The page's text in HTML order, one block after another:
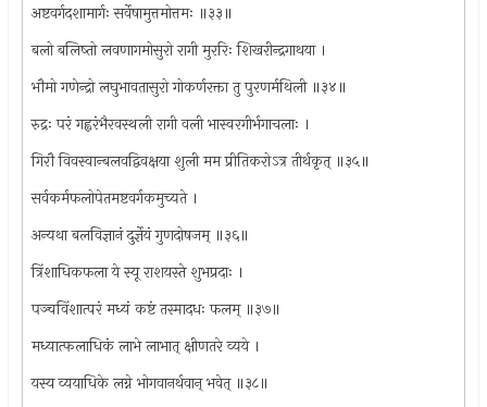
अष्टवर्गदशामार्गः सर्वेषामुत्तमोत्तमः ॥३३॥
बलो बलिष्तो लवणागमोसुरो रागी मुररिः शिखरीन्द्रगाथया ।
भौमो गणेन्द्रो लघुभावतासुरो गोकर्णरक्ता तु पुरणर्मथिली ॥३४॥
रुद्रः परं गह्वरंभैरवस्थली रागी वली भास्वरगीर्भगाचलाः ।
गिरौ विवस्वान्बलवद्विवक्षया शुली मम प्रीतिकरोऽत्र तीर्थकृत् ॥३५॥
सर्वकर्मफलोपेतमष्टवर्गकमुच्यते ।
अन्यथा बलविज्ञानं दुर्ज्ञेयं गुणदोषजम् ॥३६॥
त्रिंशाधिकफला ये स्यू राशयस्ते शुभप्रदाः ।
पञ्चविंशात्परं मध्यं कष्टं तस्मादधः फलम् ॥३७॥
मध्यात्फलाधिकं लाभे लाभात् क्षीणतरे व्यये ।
यस्य व्ययाधिके लग्ने भोगवानर्थवान् भवेत् ॥३८॥